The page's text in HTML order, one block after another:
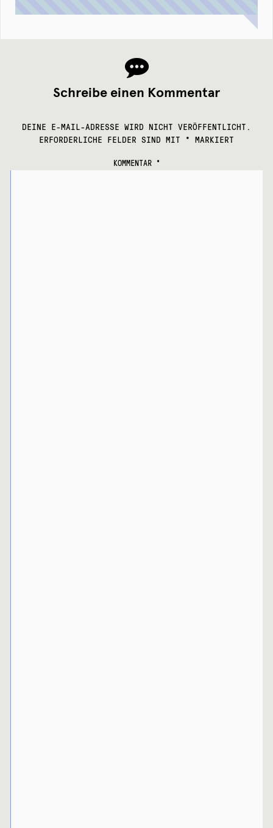
Schreibe einen Kommentar
DEINE E-MAIL-ADRESSE WIRD NICHT VERÖFFENTLICHT.
ERFORDERLICHE FELDER SIND MIT * MARKIERT
KOMMENTAR *